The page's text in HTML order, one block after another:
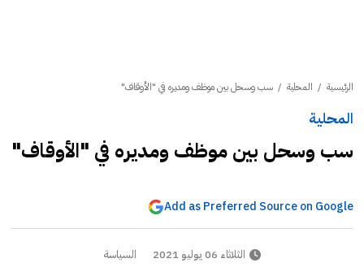
الرئيسية / المحلية / سب وسحل بين موظف ومديره في "الأوقاف"
المحلية
سب وسحل بين موظف ومديره في "الأوقاف"
Add as Preferred Source on Google
الثلاثاء 06 يوليو 2021 السياسة